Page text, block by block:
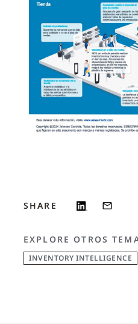
SHARE
EXPLORE OTROS
INVENTORY INTELLIGENCE